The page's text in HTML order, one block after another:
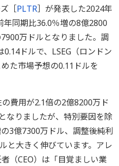
［PLTR］が発表した2024年
同期比36.0％増の8億2800
万ドルとなりました。調
ドルで、LSEG（ロンドン
た市場予想の0.11ドルを
費用が2.1倍の2億8200万ド
なりましたが、特別要因を除
3億7300万ドル、調整後純利
と大きく伸びています。アレ
（CEO）は「目覚ましい業